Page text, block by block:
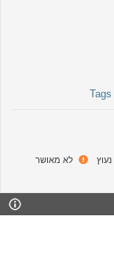
Tags
נעוץ
לא מאושר